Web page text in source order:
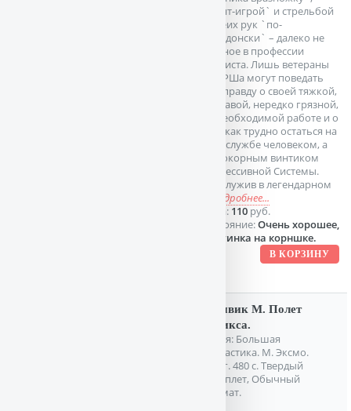
`финт-игрой` и стрельбой
с обеих рук `по-
македонски` – далеко не
главное в профессии
особиста. Лишь ветераны
СМЕРШа могут поведать
всю правду о своей тяжкой,
кровавой, нередко грязной,
но необходимой работе и о
том, как трудно остаться на
этой службе человеком, а
не покорным винтиком
репрессивной Системы.
Прослужив в легендарном
подробнее...
Цена: 110руб.
Состояние:Очень хорошее,
вмятинка на корншке.
Суэнвик М. Полет
феникса.
Серия: Большая
фантастика. М. Эксмо.
2016г. 480 с. Твердый
переплет, Обычный
формат.